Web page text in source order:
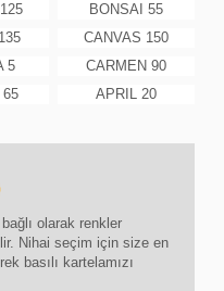
BONSAI 55
CANVAS 150
5
CARMEN 90
65 APRIL 20
olarak renkler
Nihai seçim için size en
basılı kartelamızı